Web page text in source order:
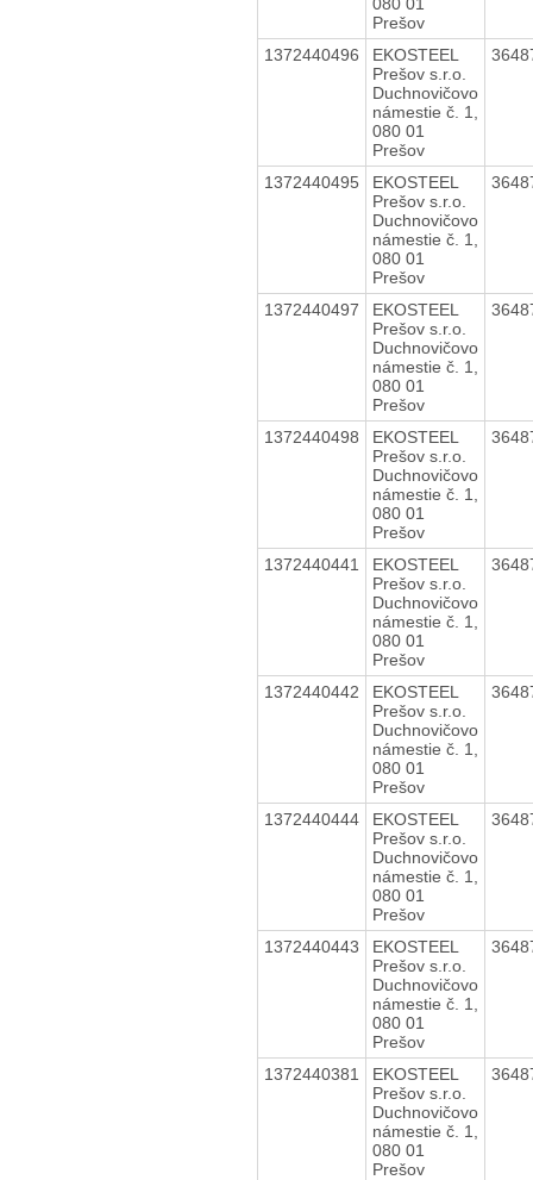
Prešov
1372440496
EKOSTEEL
Prešov s.r.o.
Duchnovičovo
námestie č. 1,
080 01
Prešov
1372440495
EKOSTEEL
Prešov s.r.o.
Duchnovičovo
námestie č. 1,
080 01
Prešov
1372440497
EKOSTEEL
Prešov s.r.o.
Duchnovičovo
námestie č. 1,
080 01
Prešov
1372440498
EKOSTEEL
Prešov s.r.o.
Duchnovičovo
námestie č. 1,
080 01
Prešov
1372440441
EKOSTEEL
Prešov s.r.o.
Duchnovičovo
námestie č. 1,
080 01
Prešov
1372440442
EKOSTEEL
Prešov s.r.o.
Duchnovičovo
námestie č. 1,
080 01
Prešov
1372440444
EKOSTEEL
Prešov s.r.o.
Duchnovičovo
námestie č. 1,
080 01
Prešov
1372440443
EKOSTEEL
Prešov s.r.o.
Duchnovičovo
námestie č. 1,
080 01
Prešov
1372440381
EKOSTEEL
Prešov s.r.o.
Duchnovičovo
námestie č. 1,
080 01
Prešov